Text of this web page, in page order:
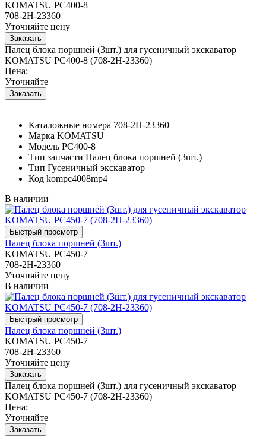
KOMATSU PC400-8
708-2H-23360
Уточняйте цену
Палец блока поршней (3шт.) для гусеничный экскаватор
KOMATSU PC400-8 (708-2H-23360)
Цена:
Уточняйте
Каталожные номера 708-2H-23360
Марка KOMATSU
Модель PC400-8
Тип запчасти Палец блока поршней (3шт.)
Тип Гусеничный экскаватор
Код kompc4008mp4
В наличии
Палец блока поршней (3шт.)
KOMATSU PC450-7
708-2H-23360
Уточняйте цену
В наличии
Палец блока поршней (3шт.)
KOMATSU PC450-7
708-2H-23360
Уточняйте цену
Палец блока поршней (3шт.) для гусеничный экскаватор
KOMATSU PC450-7 (708-2H-23360)
Цена:
Уточняйте